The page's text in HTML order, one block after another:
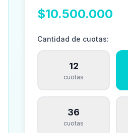
$10.500.000
Cantidad de cuotas:
12
cuotas
36
cuotas